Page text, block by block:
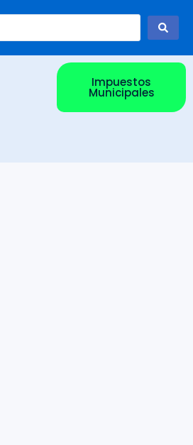
Impuestos
Municipales